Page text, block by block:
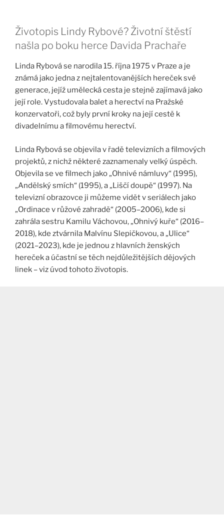
Životopis Lindy Rybové? Životní štěstí
našla po boku herce Davida Prachaře
Linda Rybová se narodila 15. října 1975 v Praze a je
známá jako jedna z nejtalentovanějších hereček své
generace, jejíž umělecká cesta je stejně zajímavá jako
její role. Vystudovala balet a herectví na Pražské
konzervatoři, což byly první kroky na její cestě k
divadelnímu a filmovému herectví.
Linda Rybová se objevila v řadě televizních a filmových
projektů, z nichž některé zaznamenaly velký úspěch.
Objevila se ve filmech jako „Ohnivé námluvy“ (1995),
„Andělský smích“ (1995), a „Liščí doupě“ (1997). Na
televizní obrazovce ji můžeme vidět v seriálech jako
„Ordinace v růžové zahradě“ (2005–2006), kde si
zahrála sestru Kamilu Váchovou, „Ohnivý kuře“ (2016–
2018), kde ztvárnila Malvínu Slepičkovou, a „Ulice“
(2021–2023), kde je jednou z hlavních ženských
hereček a účastní se těch nejdůležitějších dějových
linek – viz úvod tohoto životopis.